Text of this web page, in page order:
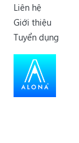
Liên hệ
Giới thiệu
Tuyển dụng